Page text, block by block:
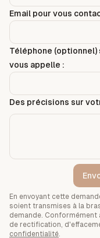
Email pour vous
Téléphone (optionnel)
vous appelle :
Des précisions sur
En envoyant cette
soient transmises à la
demande. Conformément
de rectification,
confidentialité.